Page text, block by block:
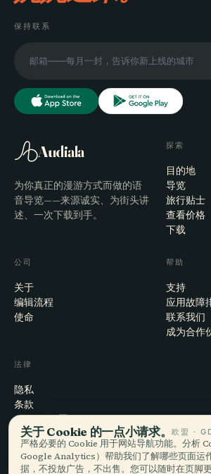
保持联系
Audiala
为你真正的漫游方式而做的语
音导览——来源诚实、为街头讲
述、一次下载到手。
探索
目的地
导览
旅行贴士
查看价格
下载
公司
关于
编辑流程
使命
帮助
支持
应用故障
联系我们
成为合作
法律
隐私
条款
Cookie 设置
注销账户
关于 Cookie 的一点小请求。欧盟 ·
严格必要的 Cookie 用于网站导航功能。分析
Google Analytics）帮助我们了解哪些页面运
据，不投放广告，不出售。您可以随时在页脚更